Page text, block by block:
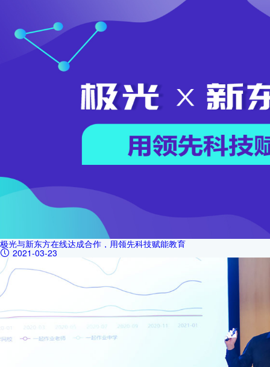
极光与新东方在线达成合作，用领先科技赋能教育
2021-03-23